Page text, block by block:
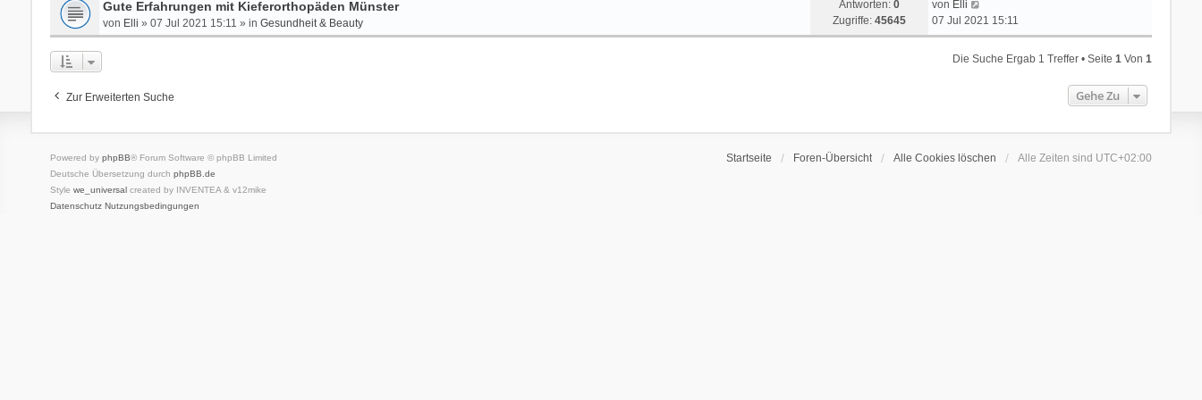
Gute Erfahrungen mit Kieferorthopäden Münster
von Elli » 07 Jul 2021 15:11 » in Gesundheit & Beauty
Antworten: 0
Zugriffe: 45645
von Elli
07 Jul 2021 15:11
Die Suche Ergab 1 Treffer • Seite1 Von1
Zur Erweiterten Suche Gehe Zu
Startseite Foren-Übersicht Alle Cookies löschen Alle Zeiten sind UTC+02:00
Powered by phpBB® Forum Software © phpBB Limited
Deutsche Übersetzung durch phpBB.de
Style we_universal created by INVENTEA & v12mike
Datenschutz Nutzungsbedingungen